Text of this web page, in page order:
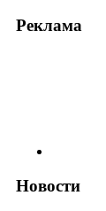
Реклама
Новости